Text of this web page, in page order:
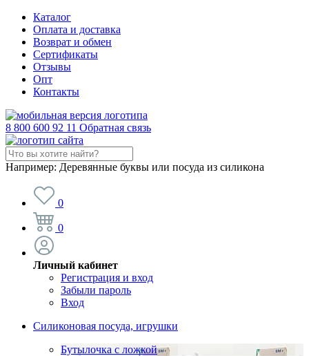
Каталог
Оплата и доставка
Возврат и обмен
Сертификаты
Отзывы
Опт
Контакты
8 800 600 92 11 Обратная связь
Например: Деревянные буквы или посуда из силикона
0
0
Личный кабинет
Регистрация и вход
Забыли пароль
Вход
Силиконовая посуда, игрушки
Бутылочка с ложкой